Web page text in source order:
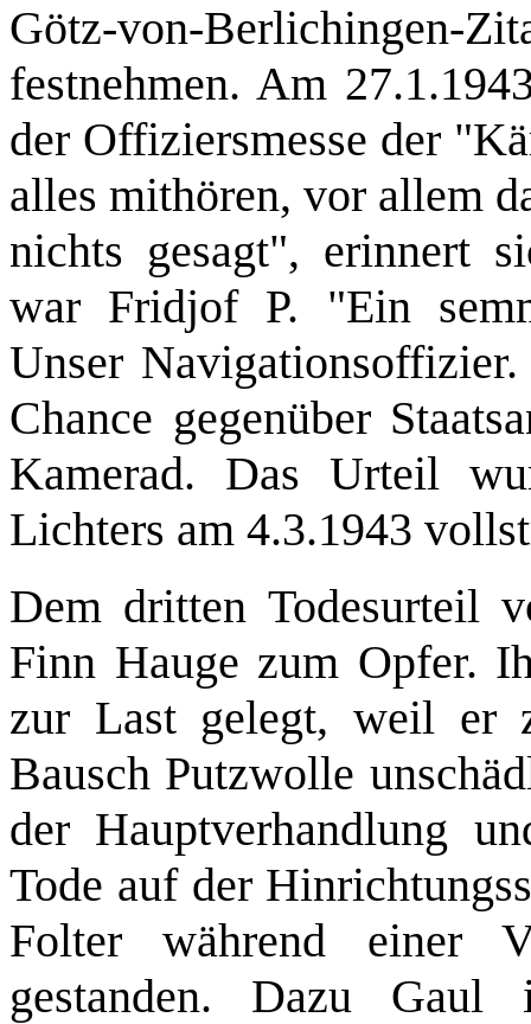
Götz-von-
festnehmen. Am
der Offiziersmesse der
alles mithören, vor allem
nichts gesagt", erinnert
war Fridjof P. "Ein
Unser
Chance gegenüber
Kamerad. Das Urteil
Lichters am 4.3.1943
Dem dritten Todesurteil
Finn Hauge zum Opfer.
zur Last gelegt, weil er
Bausch Putzwolle
der Hauptverhandlung
Tode auf der
Folter während einer
gestanden. Dazu